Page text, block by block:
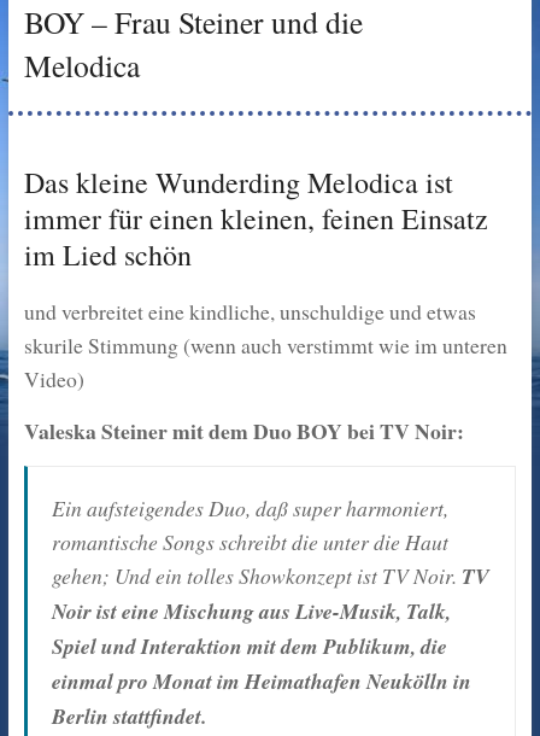
BOY – Frau Steiner und die
Melodica
Das kleine Wunderding Melodica ist
immer für einen kleinen, feinen Einsatz
im Lied schön
und verbreitet eine kindliche, unschuldige und etwas
skurile Stimmung (wenn auch verstimmt wie im unteren
Video)
Valeska Steiner mit dem Duo BOY bei TV Noir:
Ein aufsteigendes Duo, daß super harmoniert,
romantische Songs schreibt die unter die Haut
gehen; Und ein tolles Showkonzept ist TV Noir. TV
Noir ist eine Mischung aus Live-Musik, Talk,
Spiel und Interaktion mit dem Publikum, die
einmal pro Monat im Heimathafen Neukölln in
Berlin stattfindet.